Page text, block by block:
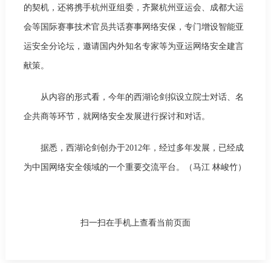
的契机，还将携手杭州亚组委，齐聚杭州亚运会、成都大运
会等国际赛事技术官员共话赛事网络安保，专门增设智能亚
运安全分论坛，邀请国内外知名专家等为亚运网络安全建言
献策。
从内容的形式看，今年的西湖论剑拟设立院士对话、名
企共商等环节，就网络安全发展进行探讨和对话。
据悉，西湖论剑创办于2012年，经过多年发展，已经成
为中国网络安全领域的一个重要交流平台。（马江 林峻竹）
扫一扫在手机上查看当前页面